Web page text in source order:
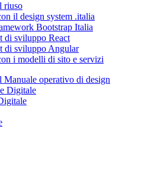
riuso
il design system .italia
Bootstrap Italia
di sviluppo React
di sviluppo Angular
i modelli di sito e servizi
Manuale operativo di design